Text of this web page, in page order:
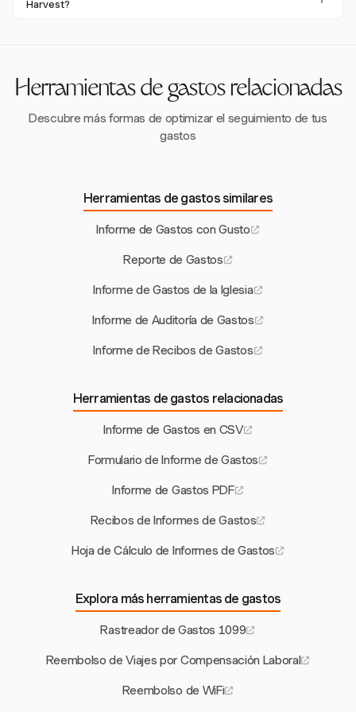
capacidades de integración de Sage también pueden
Harvest?
forma fácil de gestionar gastos mientras están en
movimiento.
Herramientas de gastos relacionadas
Descubre más formas de optimizar el seguimiento de tus
gastos
Herramientas de gastos similares
Informe de Gastos con Gusto
Reporte de Gastos
Informe de Gastos de la Iglesia
Informe de Auditoría de Gastos
Informe de Recibos de Gastos
Herramientas de gastos relacionadas
Informe de Gastos en CSV
Formulario de Informe de Gastos
Informe de Gastos PDF
Recibos de Informes de Gastos
Hoja de Cálculo de Informes de Gastos
Explora más herramientas de gastos
Rastreador de Gastos 1099
Reembolso de Viajes por Compensación Laboral
Reembolso de WiFi